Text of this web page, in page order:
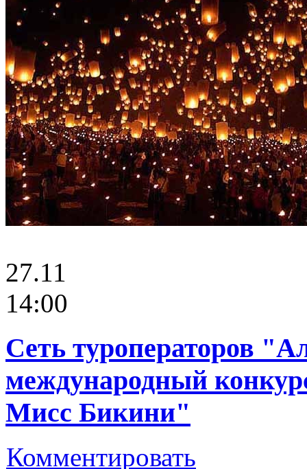
27.11
14:00
Сеть туроператоров
международный
Мисс Бикини"
Комментировать